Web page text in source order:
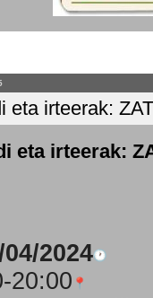
eta irteerak:
eta irteerak:
2024
20:00